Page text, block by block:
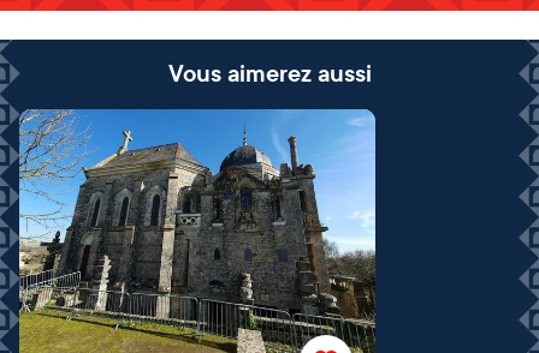
Vous aimerez aussi